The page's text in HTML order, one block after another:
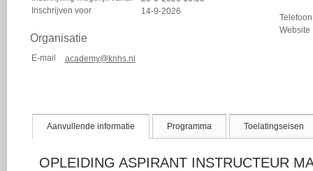
Inschrijven voor
14-9-2026
Organisatie
E-mail academy@knhs.nl
Telefoon
Website
Aanvullende informatie Programma Toelatingseisen
OPLEIDING ASPIRANT INSTRUCTEUR